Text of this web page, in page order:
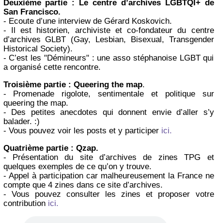
Deuxième partie : Le centre d’archives LGBTQI+ de
San Francisco.
- Ecoute d’une interview de Gérard Koskovich.
- Il est historien, archiviste et co-fondateur du centre
d’archives GLBT (Gay, Lesbian, Bisexual, Transgender
Historical Society).
- C’est les "Démineurs" : une asso stéphanoise LGBT qui
a organisé cette rencontre.
Troisième partie : Queering the map.
- Promenade rigolote, sentimentale et politique sur
queering the map.
- Des petites anecdotes qui donnent envie d’aller s’y
balader. :)
- Vous pouvez voir les posts et y participer ici.
Quatrième partie : Qzap.
- Présentation du site d’archives de zines TPG et
quelques exemples de ce qu’on y trouve.
- Appel à participation car malheureusement la France ne
compte que 4 zines dans ce site d’archives.
- Vous pouvez consulter les zines et proposer votre
contribution ici.